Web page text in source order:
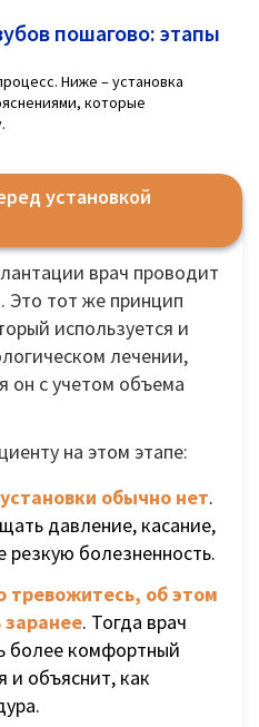
пошагово: этапы
Ниже – установка
которые
установкой
врач проводит
Это тот же принцип
используется и
лечении,
он с учетом объема
на этом этапе:
обычно нет.
давление, касание,
резкую болезненность.
тревожитесь, об этом
заранее. Тогда врач
более комфортный
и объяснит, как